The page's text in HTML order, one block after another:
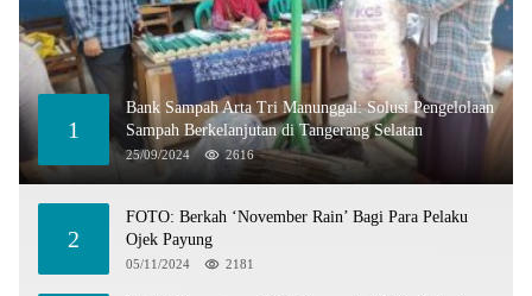
1
Bank Sampah Arta Tri Manunggal: Solusi Pengelolaan
Sampah Berkelanjutan di Tangerang Selatan
25/09/2024 2616
2
FOTO: Berkah ‘November Rain’ Bagi Para Pelaku
Ojek Payung
05/11/2024 2181